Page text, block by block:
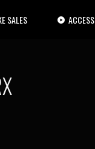
SALES ACCESS